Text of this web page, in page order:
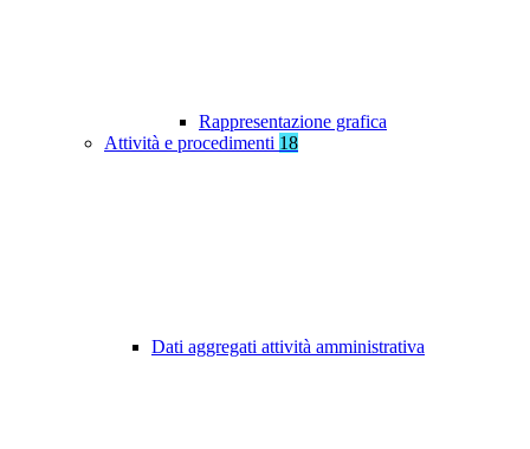
Rappresentazione grafica
Attività e procedimenti 18
Dati aggregati attività amministrativa